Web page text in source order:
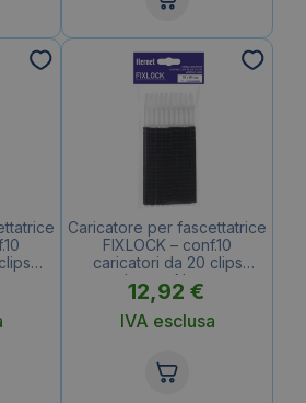
Caricatore per fascettatrice
FIXLOCK – conf.10
caricatori da 20 clips
Iternet Nero
12,92 €
IVA esclusa